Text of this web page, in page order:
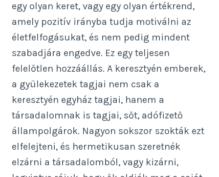
egy olyan keret, vagy egy olyan értékrend,
amely pozitív irányba tudja motiválni az
életfelfogásukat, és nem pedig mindent
szabadjára engedve. Ez egy teljesen
felelőtlen hozzáállás. A keresztyén emberek,
a gyülekezetek tagjai nem csak a
keresztyén egyház tagjai, hanem a
társadalomnak is tagjai, sőt, adófizető
állampolgárok. Nagyon sokszor szokták ezt
elfelejteni, és hermetikusan szeretnék
elzárni a társadalomból, vagy kizárni,